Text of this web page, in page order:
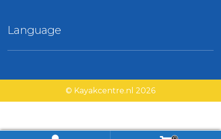
Language
© Kayakcentre.nl 2026